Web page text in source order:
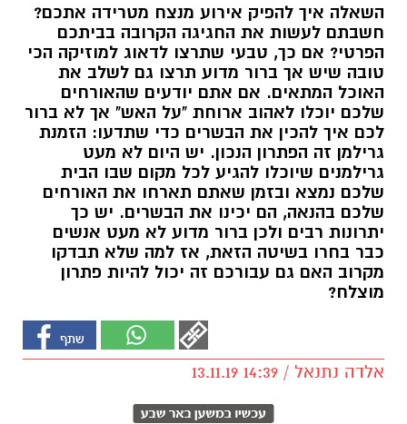
השאלה איך להפיק אירוע מנצח מטרידה אתכם?
חשבתם לעשות את החגיגה הקרובה בביתכם
הפרטי? אם כך, טבעי שתרצו לדאוג למוזיקה הכי
טובה שיש אך ברור מדוע תרצו גם לשלב את
האוכל המתאים. אם אתם יודעים שהאורחים
שלכם יוכלו לאהוב ארוחת "על האש" אך לא ברור
לכם איך להכין את הבשרים כדי שתדעו: הזמנת
גרילמן זה הפתרון הנכון. יש היום לא מעט
גרילמנים שיוכלו להגיע לכל מקום שבו הבית
שלכם נמצא ובזמן שאתם תארחו את האורחים
שלכם בהנאה, הם יכינו את הבשרים. יש כך
יתרונות רבים ולכן ברור מדוע לא מעט אנשים
כבר בחרו בשיטה הזאת, אז למה שלא תבדקו
מקרוב האם גם עבורכם זה יכול להיות פתרון
מוצלח?
אלדה נתנאל / 14:39 13.11.19